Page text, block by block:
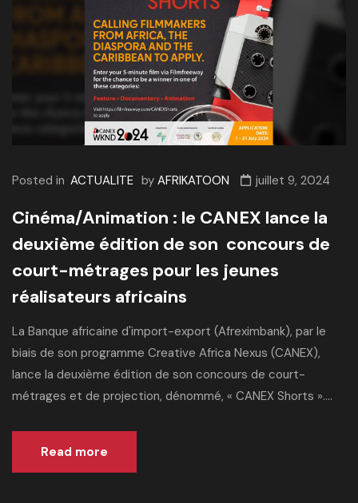
Posted in ACTUALITE by AFRIKATOON juillet 9, 2024
Cinéma/Animation : le CANEX lance la
deuxième édition de son concours de
court-métrages pour les jeunes
réalisateurs africains
La Banque africaine d'import-export (Afreximbank), par le
biais de son programme Creative Africa Nexus (CANEX),
lance la deuxième édition de son concours de court-
métrages et de projection, dénommé, « CANEX Shorts »....
Read more